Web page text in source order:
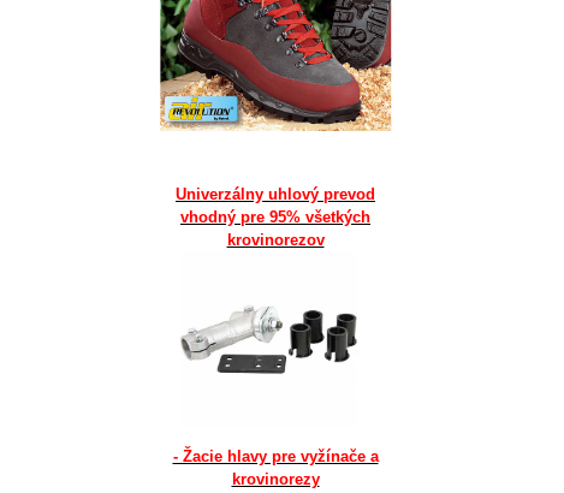
Univerzálny uhlový prevod
vhodný pre 95% všetkých
krovinorezov
- Žacie hlavy pre vyžínače a
krovinorezy